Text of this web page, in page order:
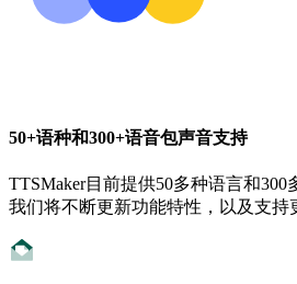
50+语种和300+语音包声音支持
TTSMaker目前提供50多种语言和300
我们将不断更新功能特性，以及支持